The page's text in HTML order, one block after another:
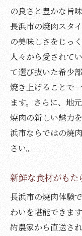
の良さと豊かな旨
長浜市の焼肉スタ
の美味しさをじっ
人々から愛されて
て選び抜いた希少
焼き上げることで
ます。さらに、地
焼肉の新しい魅力
浜市ならではの焼
さい。
新鮮な食材がもた
長浜市の焼肉体験
わいを堪能できま
約農家から直送さ